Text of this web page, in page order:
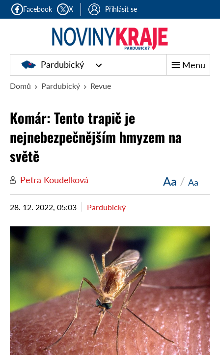
Facebook X Přihlásit se
Pardubický Menu
Domů Pardubický Revue
Komár: Tento trapič je
nejnebezpečnějším hmyzem na
světě
Petra Koudelková Aa / Aa
28. 12. 2022, 05:03 Pardubický